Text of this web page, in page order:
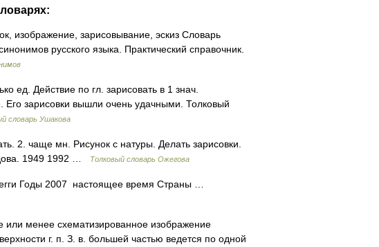
изображение, зарисовывание, эскиз Словарь
русского языка. Практический справочник.
ед. Действие по гл. зарисовать в 1 знач.
Его зарисовки вышли очень удачными. Толковый
словарь Ушакова
2. чаще мн. Рисунок с натуры. Делать зарисовки.
1949 1992 …
Толковый словарь Ожегова
Годы 2007 настоящее время Страны …
менее схематизированное изображение
г. п. З. в. большей частью ведется по одной